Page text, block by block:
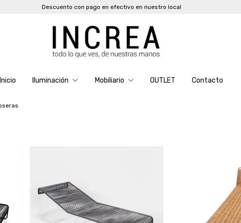
Descuento con pago en efectivo en nuestro local
Inicio Iluminación Mobiliario OUTLET Contacto